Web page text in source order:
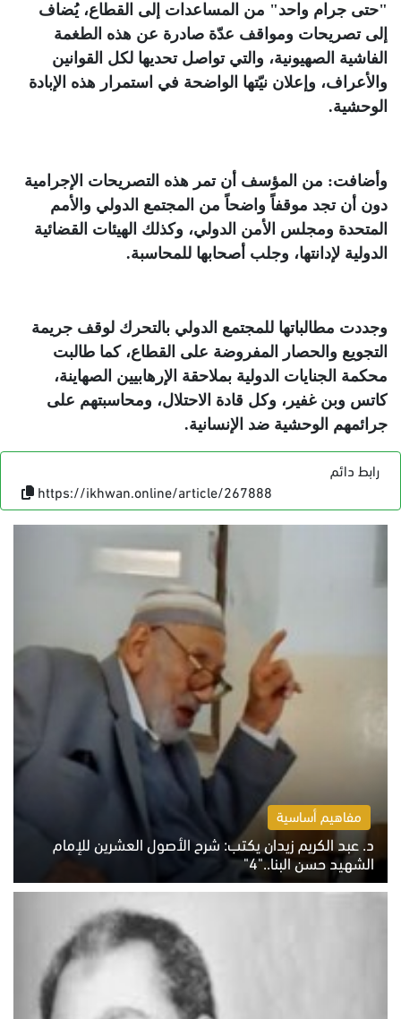
"حتى جرام واحد" من المساعدات إلى القطاع، يُضاف
إلى تصريحات ومواقف عدّة صادرة عن هذه الطغمة
الفاشية الصهيونية، والتي تواصل تحديها لكل القوانين
والأعراف، وإعلان نيّتها الواضحة في استمرار هذه الإبادة
الوحشية.
وأضافت: من المؤسف أن تمر هذه التصريحات الإجرامية
دون أن تجد موقفاً واضحاً من المجتمع الدولي والأمم
المتحدة ومجلس الأمن الدولي، وكذلك الهيئات القضائية
الدولية لإدانتها، وجلب أصحابها للمحاسبة.
وجددت مطالباتها للمجتمع الدولي بالتحرك لوقف جريمة
التجويع والحصار المفروضة على القطاع، كما طالبت
محكمة الجنايات الدولية بملاحقة الإرهابيين الصهاينة،
كاتس وبن غفير، وكل قادة الاحتلال، ومحاسبتهم على
جرائمهم الوحشية ضد الإنسانية.
رابط دائم
https://ikhwan.online/article/267888
مفاهيم أساسية
د. عبد الكريم زيدان يكتب: شرح الأصول العشرين للإمام
الشهيد حسن البنا.."4"
الخميس 6 أغسطس 2026 10:27 ص